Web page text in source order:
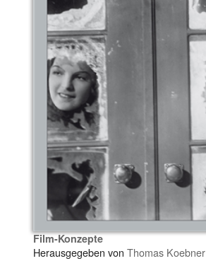
Film-Konzepte
Herausgegeben von Thomas Koebner